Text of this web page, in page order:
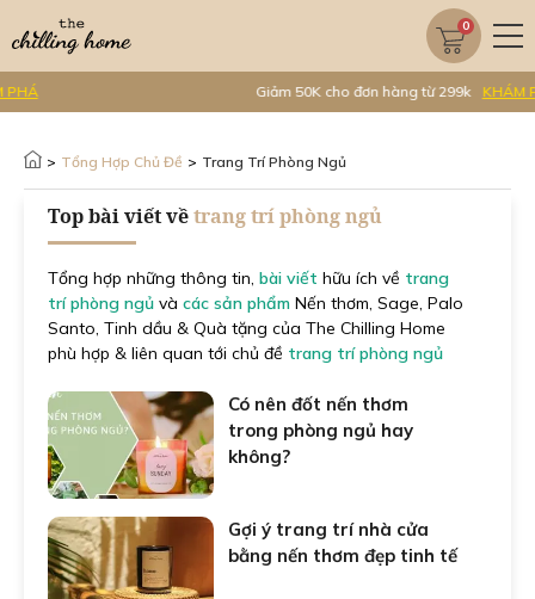
0
Giảm 50K cho đơn hàng từ 299k KHÁM PHÁ
> Tổng Hợp Chủ Đề > Trang Trí Phòng Ngủ
Top bài viết vềtrang trí phòng ngủ
Tổng hợp những thông tin, bài viết hữu ích về trang
trí phòng ngủ và các sản phẩm Nến thơm, Sage, Palo
Santo, Tinh dầu & Quà tặng của The Chilling Home
phù hợp & liên quan tới chủ đề trang trí phòng ngủ
Có nên đốt nến thơm
trong phòng ngủ hay
không?
Gợi ý trang trí nhà cửa
bằng nến thơm đẹp tinh tế